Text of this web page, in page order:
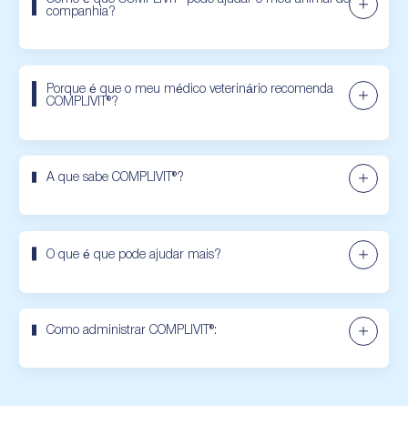
companhia?
Porque é que o meu médico veterinário recomenda
COMPLIVIT®?
A que sabe COMPLIVIT®?
O que é que pode ajudar mais?
Como administrar COMPLIVIT®: